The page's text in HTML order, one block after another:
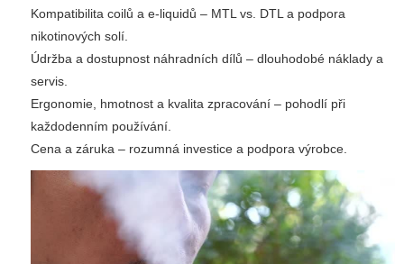
Kompatibilita coilů a e-liquidů – MTL vs. DTL a podpora
nikotinových solí.
Údržba a dostupnost náhradních dílů – dlouhodobé náklady a
servis.
Ergonomie, hmotnost a kvalita zpracování – pohodlí při
každodenním používání.
Cena a záruka – rozumná investice a podpora výrobce.